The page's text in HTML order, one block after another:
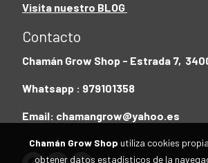
Visita nuestro BLOG
Contacto
Chamán Grow Shop - Estrada 7,
Whatsapp : 979101358
Email: chamangrow@yahoo.es
Chamán Grow Shop utiliza cookies
obtener datos estadísticos de la